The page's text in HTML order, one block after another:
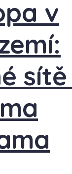
v